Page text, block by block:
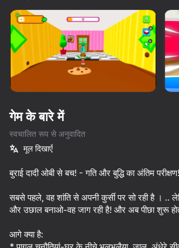
डिवाइस घुमाएँ
यह गेम केवल लैंडस्केप
ओरिएंटेशन का समर्थन करता है
प्ले
गेम के बारे में
स्वचालित रूप से अनुवादित
मूल दिखाएँ
बुराई दादी ओबी से बच! - गति और बुद्धि का अंतिम परीक्षण!
सबसे पहले, वह शांति से अपनी कुर्सी पर सो रही है ।
और उछाल बनाओ-वह जाग रही है! और अब पीछा शुरू
आगे क्या है: